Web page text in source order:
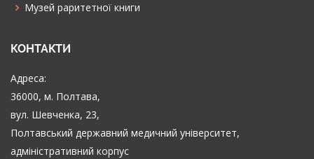
Музей раритетної книги
КОНТАКТИ
Адреса:
36000, м. Полтава,
вул. Шевченка, 23,
Полтавський державний медичний університет,
адміністративний корпус